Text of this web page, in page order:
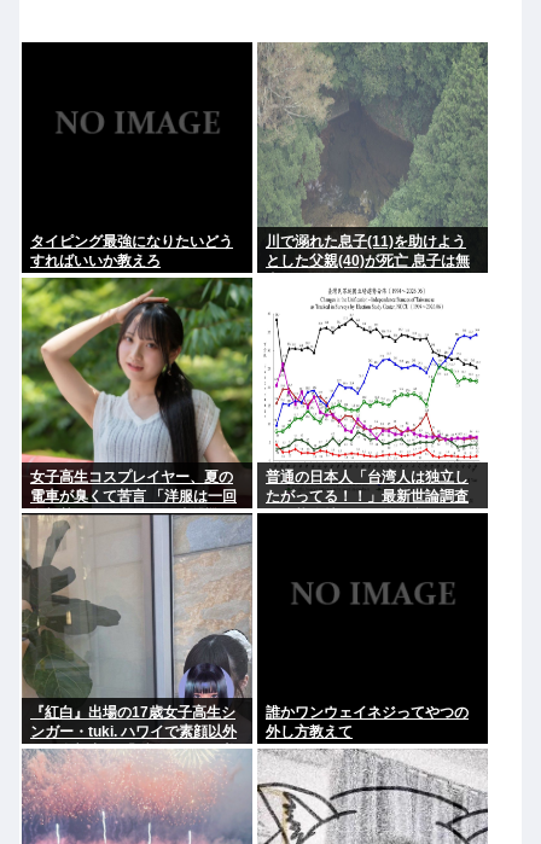
タイピング最強になりたいどう
すればいいか教えろ
川で溺れた息子(11)を助けよう
とした父親(40)が死亡 息子は無
女子高生コスプレイヤー、夏の
電車が臭くて苦言 「洋服は一回
全部熱湯につけよう！洗濯機は
キッチンハイター薄めた水で一
回まわそう！」
普通の日本人「台湾人は独立し
たがってる！！」最新世論調査
で現状維持が圧倒的に多いこと
『紅白』出場の17歳女子高生シ
ンガー・tuki. ハワイで素顔以外
ほぼ全部出し 「隠しきれない美
貌」とSNSざわつく
誰かワンウェイネジってやつの
外し方教えて